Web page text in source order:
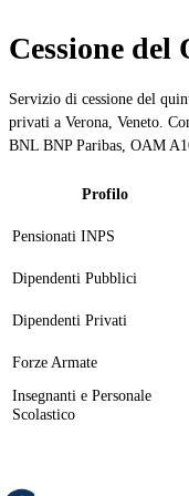
Cessione del
Servizio di cessione del
privati a Verona, Veneto.
BNL BNP Paribas, OAM
Profilo
Pensionati INPS
Dipendenti Pubblici
Dipendenti Privati
Forze Armate
Insegnanti e Personale
Scolastico